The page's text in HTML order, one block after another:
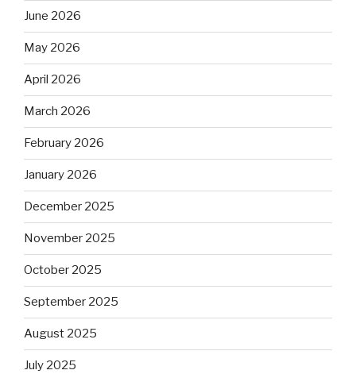
June 2026
May 2026
April 2026
March 2026
February 2026
January 2026
December 2025
November 2025
October 2025
September 2025
August 2025
July 2025